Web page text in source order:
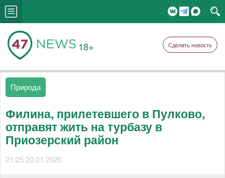
18+ Сделать новость
Природа
Филина, прилетевшего в Пулково,
отправят жить на турбазу в
Приозерский район
21:25 20.01.2020